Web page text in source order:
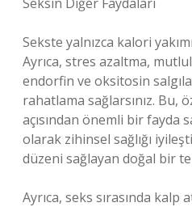
Sekste yalnızca kalori
Ayrıca, stres azaltma,
endorfin ve oksitosin
rahatlama sağlarsınız. Bu,
açısından önemli bir fayda
olarak zihinsel sağlığı
düzeni sağlayan doğal bir
Ayrıca, seks sırasında kalp